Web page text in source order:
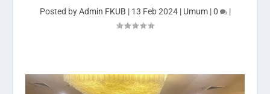
Posted byAdmin FKUB | 13 Feb 2024| Umum|0 |